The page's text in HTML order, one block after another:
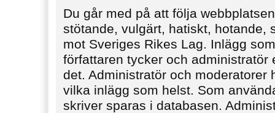
Du går med på att följa
stötande, vulgärt, hatiskt, hotande,
mot Sveriges Rikes Lag. Inlägg
författaren tycker och
det. Administratör och moderatorer
vilka inlägg som helst. Som
skriver sparas i databasen.